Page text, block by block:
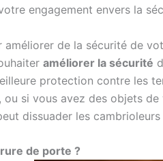
engagement envers la
améliorer de la sécurité de
améliorer la sécurité
protection contre les
si vous avez des objets
dissuader les
de porte ?